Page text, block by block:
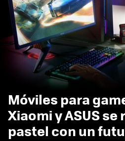
Móviles para
Xiaomi y ASUS
pastel con un